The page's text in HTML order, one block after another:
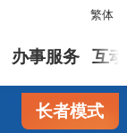
繁体
办事服务 互
长者模式